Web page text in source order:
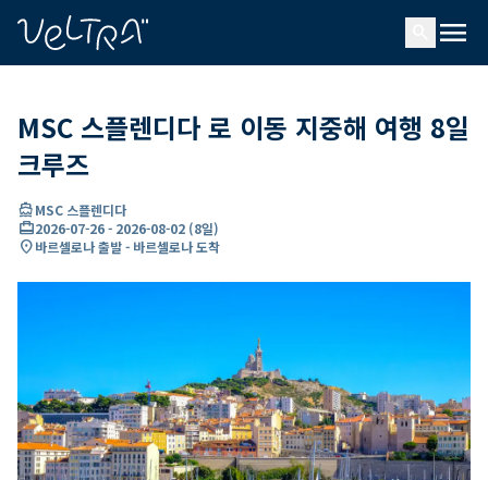
menu
MSC 스플렌디다 로 이동 지중해 여행 8일
크루즈
directions_boatMSC 스플렌디다
card_travel2026-07-26- 2026-08-02 (8일)
location_on바르셀로나 출발 - 바르셀로나 도착